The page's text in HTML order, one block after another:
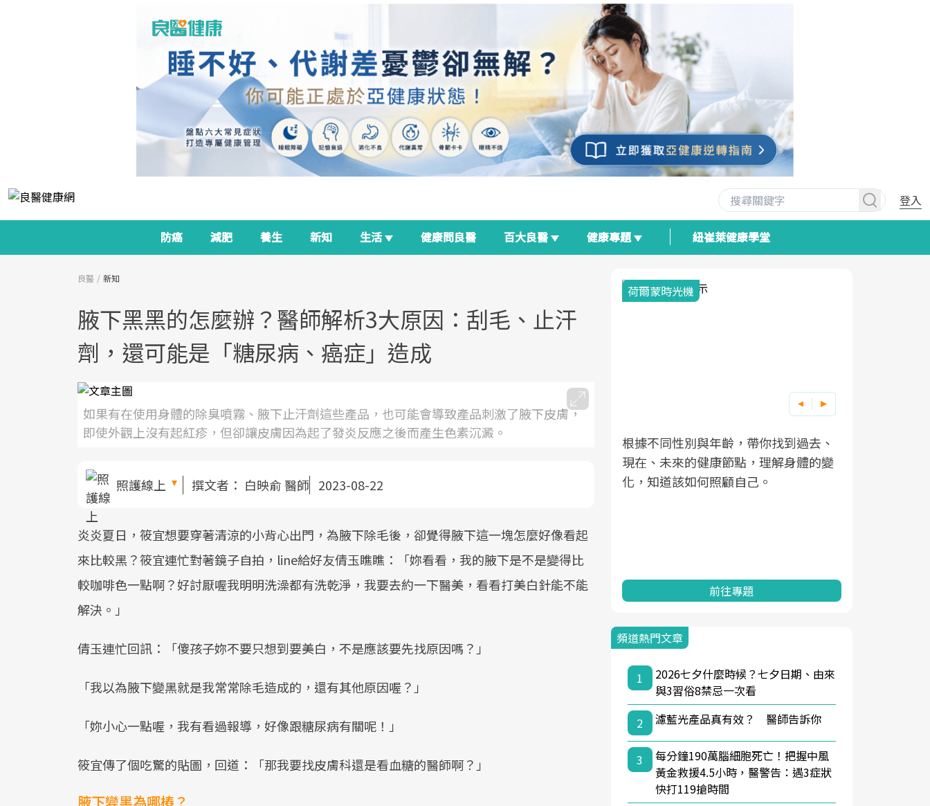
登入
防癌 減肥 養生 新知 生活 健康問良醫 百大良醫 健康專題 紐崔萊健康學堂
良醫 新知
腋下黑黑的怎麼辦？醫師解析3大原因：刮毛、止汗
劑，還可能是「糖尿病、癌症」造成
如果有在使用身體的除臭噴霧、腋下止汗劑這些產品，也可能會導致產品刺激了腋下皮膚，
即使外觀上沒有起紅疹，但卻讓皮膚因為起了發炎反應之後而產生色素沉澱。
照護線上 撰文者： 白映俞 醫師 2023-08-22
炎炎夏日，筱宜想要穿著清涼的小背心出門，為腋下除毛後，卻覺得腋下這一塊怎麼好像看起
來比較黑？筱宜連忙對著鏡子自拍，line給好友倩玉瞧瞧：「妳看看，我的腋下是不是變得比
較咖啡色一點啊？好討厭喔我明明洗澡都有洗乾淨，我要去約一下醫美，看看打美白針能不能
解決。」
倩玉連忙回訊：「傻孩子妳不要只想到要美白，不是應該要先找原因嗎？」
「我以為腋下變黑就是我常常除毛造成的，還有其他原因喔？」
「妳小心一點喔，我有看過報導，好像跟糖尿病有關呢！」
筱宜傳了個吃驚的貼圖，回道：「那我要找皮膚科還是看血糖的醫師啊？」
腋下變黑為哪樁？
面對超高齡社會的浪潮，台灣正在快速
政策如「健康台灣推動委員會」與「長
療院所的服務，更是民眾了解自身健康
狀況、啟動健康管理的重要起點。
前往專題
2025年，就到良醫生活祭體驗「一站式
全面啟動你的健康革命！
前往專題
良醫健康網從「換季的身體變化」出
建立對亞健康的認知，進而引導實際的
前往專題
荷爾蒙時光機
根據不同性別與年齡，帶你找到過去、
現在、未來的健康節點，理解身體的變
化，知道該如何照顧自己。
前往專題
頻道熱門文章
1
2026七夕什麼時候？七夕日期、由來
與3習俗8禁忌一次看
2
濾藍光產品真有效？ 醫師告訴你
3
每分鐘190萬腦細胞死亡！把握中風
黃金救援4.5小時，醫警告：遇3症狀
快打119搶時間